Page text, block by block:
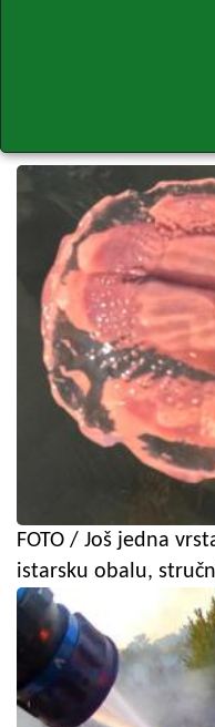
FOTO / Još jedna
istarsku obalu,